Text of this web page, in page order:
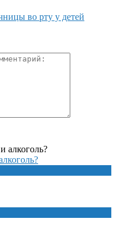
во рту у детей